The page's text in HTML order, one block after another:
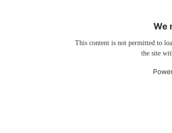
We
This content is not permitted to
the site